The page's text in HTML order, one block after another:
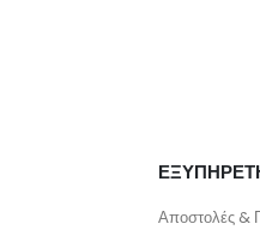
Αποστολές &